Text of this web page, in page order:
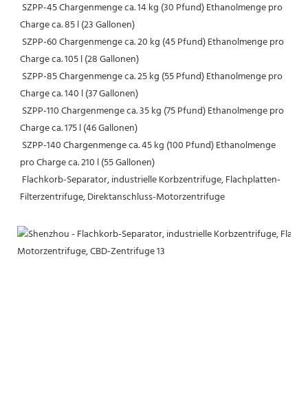
Charge ca. 85 l (23 Gallonen)
Charge ca. 105 l (28 Gallonen)
Charge ca. 140 l (37 Gallonen)
Charge ca. 175 l (46 Gallonen)
pro Charge ca. 210 l (55 Gallonen)
Flachkorb-Separator, industrielle Korbzentrifuge, Flachplatten-
Filterzentrifuge, Direktanschluss-Motorzentrifuge